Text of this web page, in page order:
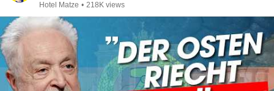
Hotel Matze • 218K views